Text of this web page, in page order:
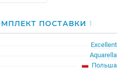
ПОСТАВКИ 1
Excellent
Aquarella
Польша